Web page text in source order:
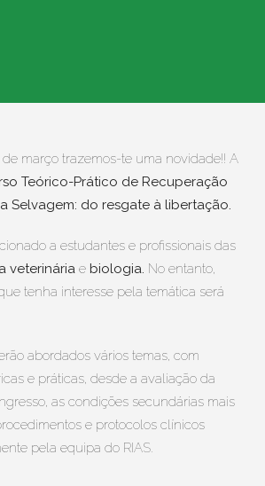
de março trazemos-te uma novidade!! A
Teórico-Prático de Recuperação
Selvagem: do resgate à libertação.
a estudantes e profissionais das
veterinária e biologia. No entanto,
tenha interesse pela temática será
abordados vários temas, com
e práticas, desde a avaliação da
as condições secundárias mais
e protocolos clínicos
pela equipa do RIAS.